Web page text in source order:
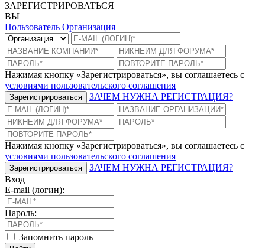
ЗАРЕГИСТРИРОВАТЬСЯ
ВЫ
Пользователь Организация
Нажимая кнопку «Зарегистрироваться», вы соглашаетесь с
условиями пользовательского соглашения
Зарегистрироваться ЗАЧЕМ НУЖНА РЕГИСТРАЦИЯ?
Нажимая кнопку «Зарегистрироваться», вы соглашаетесь с
условиями пользовательского соглашения
Зарегистрироваться
ЗАЧЕМ НУЖНА РЕГИСТРАЦИЯ?
Вход
E-mail (логин):
Пароль:
Запомнить пароль